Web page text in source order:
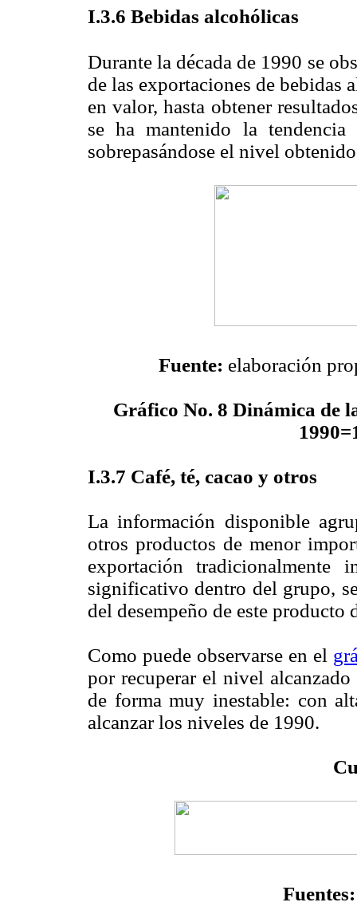
I.3.6 Bebidas alcohólicas
Durante la década de 1990 se
de las exportaciones de bebidas
en valor, hasta obtener
se ha mantenido la tendencia
sobrepasándose el nivel
Fuente: elaboración
Gráfico No. 8 Dinámica de
I.3.7 Café, té, cacao y otros
La información disponible
otros productos de menor
exportación
significativo dentro del grupo,
del desempeño de este producto
Como puede observarse en el
por recuperar el nivel
de forma muy inestable: con
alcanzar los niveles de 1990.
Fuentes: